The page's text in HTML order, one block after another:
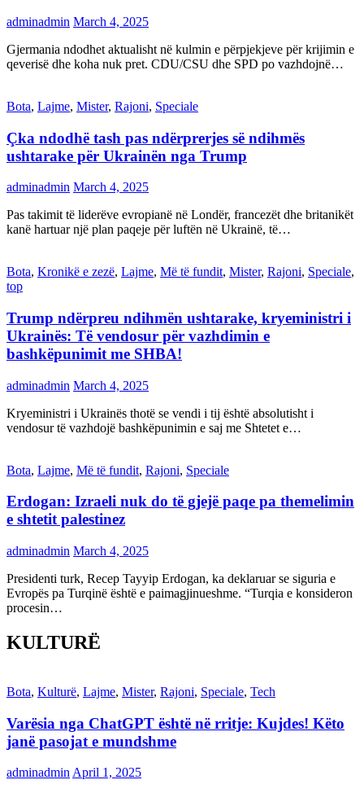
adminadmin March 4, 2025
Gjermania ndodhet aktualisht në kulmin e përpjekjeve për krijimin e
qeverisë dhe koha nuk pret. CDU/CSU dhe SPD po vazhdojnë…
Bota, Lajme, Mister, Rajoni, Speciale
Çka ndodhë tash pas ndërprerjes së ndihmës
ushtarake për Ukrainën nga Trump
adminadmin March 4, 2025
Pas takimit të liderëve evropianë në Londër, francezët dhe britanikët
kanë hartuar një plan paqeje për luftën në Ukrainë, të…
Bota, Kronikë e zezë, Lajme, Më të fundit, Mister, Rajoni, Speciale,
top
Trump ndërpreu ndihmën ushtarake, kryeministri i
Ukrainës: Të vendosur për vazhdimin e
bashkëpunimit me SHBA!
adminadmin March 4, 2025
Kryeministri i Ukrainës thotë se vendi i tij është absolutisht i
vendosur të vazhdojë bashkëpunimin e saj me Shtetet e…
Bota, Lajme, Më të fundit, Rajoni, Speciale
Erdogan: Izraeli nuk do të gjejë paqe pa themelimin
e shtetit palestinez
adminadmin March 4, 2025
Presidenti turk, Recep Tayyip Erdogan, ka deklaruar se siguria e
Evropës pa Turqinë është e paimagjinueshme. “Turqia e konsideron
procesin…
KULTURË
Bota, Kulturë, Lajme, Mister, Rajoni, Speciale, Tech
Varësia nga ChatGPT është në rritje: Kujdes! Këto
janë pasojat e mundshme
adminadmin April 1, 2025